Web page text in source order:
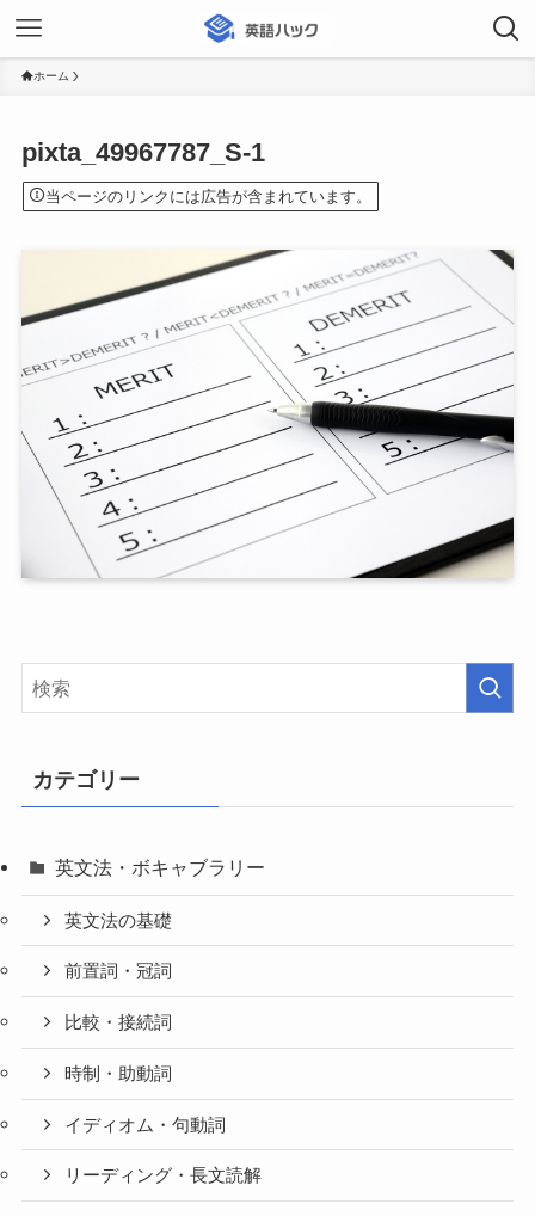
ホーム
pixta_49967787_S-1
当ページのリンクには広告が含まれています。
カテゴリー
英文法・ボキャブラリー
英文法の基礎
前置詞・冠詞
比較・接続詞
時制・助動詞
イディオム・句動詞
リーディング・長文読解